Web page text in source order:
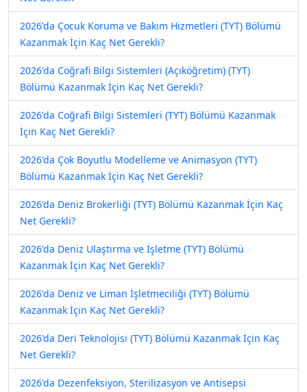
2026'da Çocuk Koruma ve Bakım Hizmetleri (TYT) Bölümü
Kazanmak İçin Kaç Net Gerekli?
2026'da Coğrafi Bilgi Sistemleri (Açıköğretim) (TYT)
Bölümü Kazanmak İçin Kaç Net Gerekli?
2026'da Coğrafi Bilgi Sistemleri (TYT) Bölümü Kazanmak
İçin Kaç Net Gerekli?
2026'da Çok Boyutlu Modelleme ve Animasyon (TYT)
Bölümü Kazanmak İçin Kaç Net Gerekli?
2026'da Deniz Brokerliği (TYT) Bölümü Kazanmak İçin Kaç
Net Gerekli?
2026'da Deniz Ulaştırma ve İşletme (TYT) Bölümü
Kazanmak İçin Kaç Net Gerekli?
2026'da Deniz ve Liman İşletmeciliği (TYT) Bölümü
Kazanmak İçin Kaç Net Gerekli?
2026'da Deri Teknolojisi (TYT) Bölümü Kazanmak İçin Kaç
Net Gerekli?
2026'da Dezenfeksiyon, Sterilizasyon ve Antisepsi